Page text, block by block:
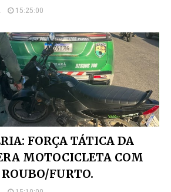
15:25:00
FORÇA TÁTICA DA
MOTOCICLETA COM
FURTO.